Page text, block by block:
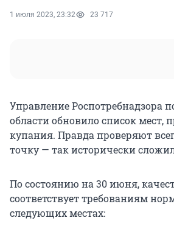
1 июля 2023, 23:32 23 717
Управление Роспотребнадзора
области обновило список мест,
купания. Правда проверяют
точку — так исторически
По состоянию на 30 июня,
соответствует требованиям
следующих местах: